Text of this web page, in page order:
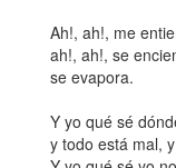
Ah!, ah!, me
ah!, ah!, se
se evapora.
Y yo qué sé
y todo está mal,